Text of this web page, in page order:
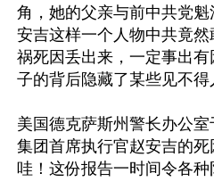
角，她的父亲与前中共党
安吉这样一个人物中共竟
祸死因丢出来，一定事出
子的背后隐藏了某些见不得
美国德克萨斯州警长办公
集团首席执行官赵安吉的死
哇！这份报告一时间令各种